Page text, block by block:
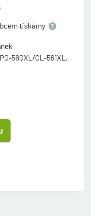
tiskárny
560XL/CL-561XL,